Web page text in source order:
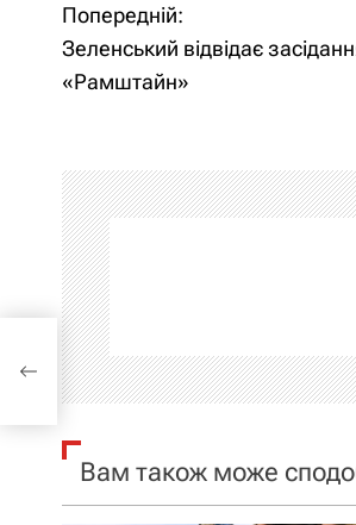
Н
а
і
г
а
ц
і
я
Попередній:
Зеленський відвідає
«Рамштайн»
Вам також може